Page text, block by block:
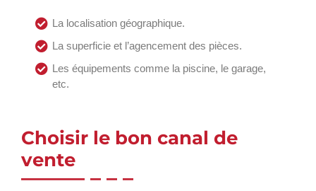
La localisation géographique.
La superficie et l’agencement des pièces.
Les équipements comme la piscine, le garage,
etc.
Choisir le bon canal de
vente